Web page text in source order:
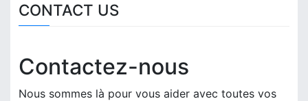
CONTACT US
Contactez-nous
Nous sommes là pour vous aider avec toutes vos